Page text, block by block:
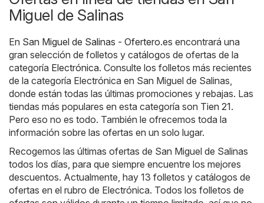
Miguel de Salinas
En San Miguel de Salinas - Ofertero.es encontrará una
gran selección de folletos y catálogos de ofertas de la
categoría Electrónica. Consulte los folletos más recientes
de la categoría Electrónica en San Miguel de Salinas,
donde están todas las últimas promociones y rebajas. Las
tiendas más populares en esta categoría son Tien 21.
Pero eso no es todo. También le ofrecemos toda la
información sobre las ofertas en un solo lugar.
Recogemos las últimas ofertas de San Miguel de Salinas
todos los días, para que siempre encuentre los mejores
descuentos. Actualmente, hay 13 folletos y catálogos de
ofertas en el rubro de Electrónica. Todos los folletos de